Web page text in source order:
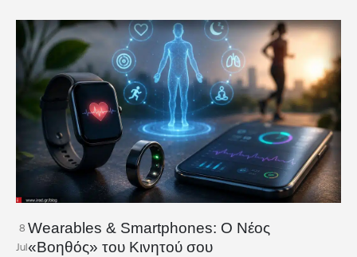
8
Jul
Wearables & Smartphones: Ο Νέος
«Βοηθός» του Κινητού σου